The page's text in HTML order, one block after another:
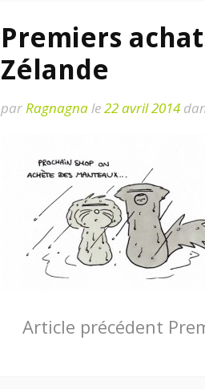
Premiers
Zélande
parRagnagnale22 avril 2014
Lire
Article précédent